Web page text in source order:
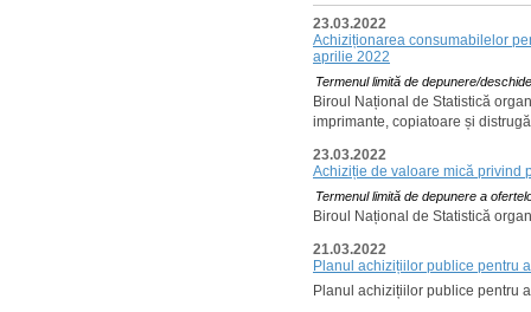
23.03.2022
Achiziționarea consumabilelor
aprilie 2022
Termenul limită de depunere/
Biroul Național de Statistică
imprimante, copiatoare și
23.03.2022
Achiziție de valoare mică privind
Termenul limită de depunere a
Biroul Național de Statistică
21.03.2022
Planul achizițiilor publice pentru
Planul achizițiilor publice pentru